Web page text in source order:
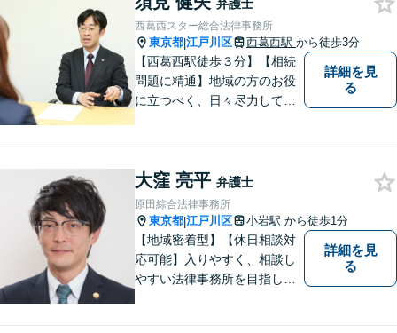
ンス】
弁護士
西葛西スター総合法律事務所
東京都|江戸川区 西葛西駅 から徒歩3分
【西葛西駅徒歩３分】【相続
問題に精通】地域の方のお役
に立つべく、日々尽力してお
でお困りの方は、お一人で抱
え込むことなく、お気軽にご
相談ください。
詳細を見
る
大窪 亮平 弁護士
原田綜合法律事務所
東京都|江戸川区 小岩駅 から徒歩1分
【地域密着型】【休日相談対
応可能】入りやすく、相談し
やすい法律事務所を目指して
詳細を見
る